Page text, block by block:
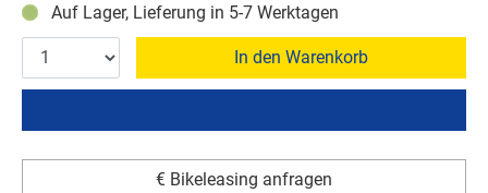
Auf Lager, Lieferung in 5-7 Werktagen
In den Warenkorb
€ Bikeleasing anfragen